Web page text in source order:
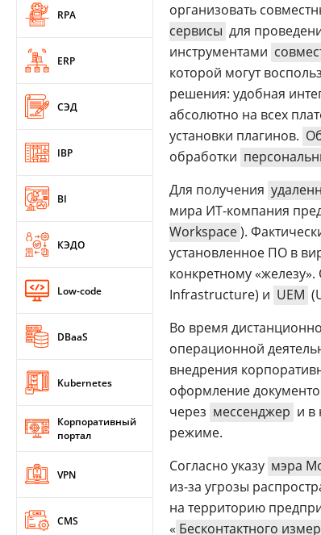
RPA
ERP
СЭД
IBP
BI
КЭДО
Low-code
DBaaS
Kubernetes
Корпоративный
портал
VPN
CMS
организовать
сервисы для
инструментами
которой могут
решения: удобная
абсолютно на всех
установки плагинов.
обработки
Для получения
мира ИТ-компания
Workspace).
установленное ПО в
конкретному
Infrastructure) и UEM
Во время
операционной
внедрения
оформление
через мессенджер и в
режиме.
Согласно указу мэра
из-за угрозы
на территорию
« Бесконтактного